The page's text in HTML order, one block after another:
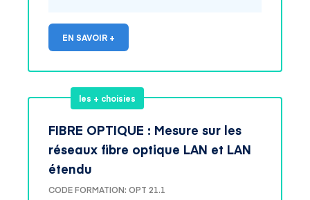
EN SAVOIR +
les + choisies
FIBRE OPTIQUE : Mesure sur les
réseaux fibre optique LAN et LAN
étendu
CODE FORMATION: OPT 21.1